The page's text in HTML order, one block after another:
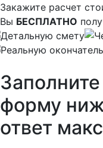
Закажите расчет
Вы БЕСПЛАТНО
Детальную смету
Реальную
форму
ответ